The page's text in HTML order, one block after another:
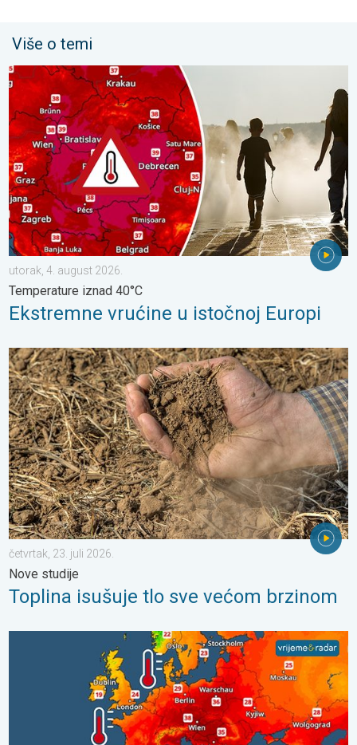
Više o temi
Ekstremne vrućine u istočnoj Europi. Temperature iznad 40°C.
utorak, 4. august 2026.
Temperature iznad 40°C
Ekstremne vrućine u istočnoj Europi
Toplina isušuje tlo sve većom brzinom. Nove studije. . .
četvrtak, 23. juli 2026.
Nove studije
Toplina isušuje tlo sve većom brzinom
Europska mora neobično topla. Do 30 stupnjeva. . . subota,